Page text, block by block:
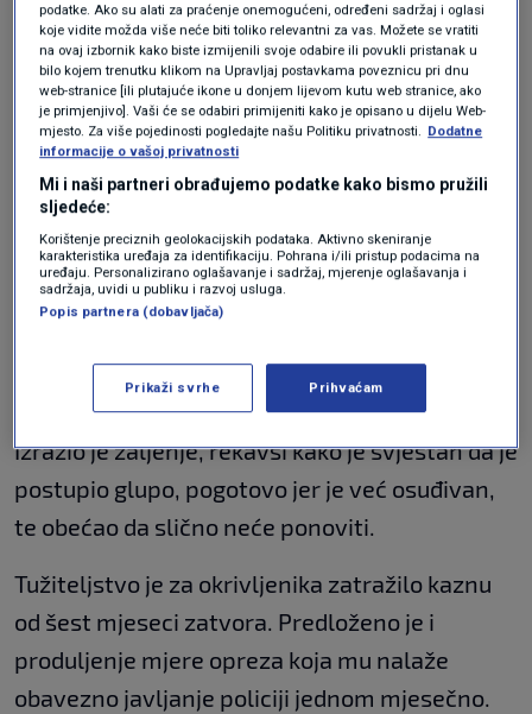
Dok se u policiji branio šutnjom, 26-godišnjak je
na ispitivanju u Državnom odvjetništvu sve
priznao. Izjavio je da su mu za ispisivanje
grafita platili 400 eura, no nije želio otkriti o
kome se radi.
Rekao je kako je pristao na ponudu jer mu je
novac bio potreban da pomogne djevojci platiti
stanarinu. Objasnio je i da ga je do lokacija za
tvrdi, nije znao što namjerava učiniti.
Izrazio je žaljenje, rekavši kako je svjestan da je
postupio glupo, pogotovo jer je već osuđivan,
te obećao da slično neće ponoviti.
Tužiteljstvo je za okrivljenika zatražilo kaznu
od šest mjeseci zatvora. Predloženo je i
produljenje mjere opreza koja mu nalaže
obavezno javljanje policiji jednom mjesečno.
podatke. Ako su alati za praćenje onemogućeni, određeni sadržaj i oglasi
koje vidite možda više neće biti toliko relevantni za vas. Možete se vratiti
na ovaj izbornik kako biste izmijenili svoje odabire ili povukli pristanak u
bilo kojem trenutku klikom na Upravljaj postavkama poveznicu pri dnu
web-stranice [ili plutajuće ikone u donjem lijevom kutu web stranice, ako
je primjenjivo]. Vaši će se odabiri primijeniti kako je opisano u dijelu Web-
mjesto. Za više pojedinosti pogledajte našu Politiku privatnosti. Dodatne
informacije o vašoj privatnosti
Mi i naši partneri obrađujemo podatke kako bismo pružili
sljedeće:
Korištenje preciznih geolokacijskih podataka. Aktivno skeniranje
karakteristika uređaja za identifikaciju. Pohrana i/ili pristup podacima na
uređaju. Personalizirano oglašavanje i sadržaj, mjerenje oglašavanja i
sadržaja, uvidi u publiku i razvoj usluga.
Popis partnera (dobavljača)
Prikaži svrhe Prihvaćam